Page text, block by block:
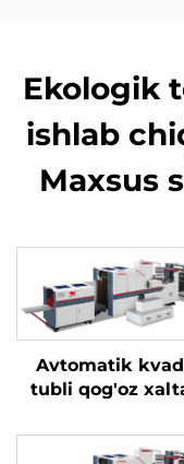
Ekologik
ishlab
Maxsus
Avtomatik
tubli qog'oz
mashinasi